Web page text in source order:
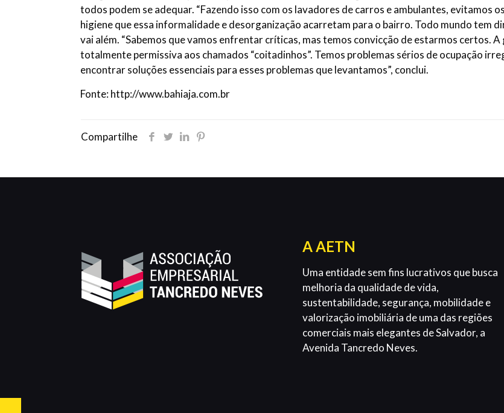
todos podem se adequar. “Fazendo isso com os lavadores de carros e ambulantes, evitamos
higiene que essa informalidade e desorganização acarretam para o bairro. Todo mundo tem
vai além. “Sabemos que vamos enfrentar críticas, mas temos convicção de estarmos certos.
totalmente permissiva aos chamados “coitadinhos”. Temos problemas sérios de ocupação
encontrar soluções essenciais para esses problemas que levantamos”, conclui.
Fonte: http://www.bahiaja.com.br
Compartilhe
A AETN
Uma entidade sem fins lucrativos que busca
melhoria da qualidade de vida,
sustentabilidade, segurança, mobilidade e
valorização imobiliária de uma das regiões
comerciais mais elegantes de Salvador, a
Avenida Tancredo Neves.